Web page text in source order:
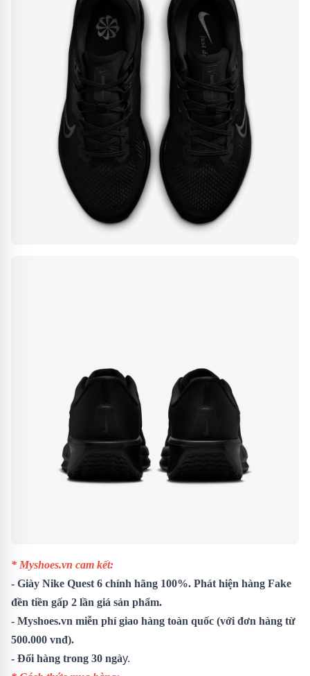
* Myshoes.vn cam kết:
- Giày Nike Quest 6 chính hãng 100%. Phát hiện hàng Fake
đền tiền gấp 2 lần giá sản phẩm.
- Myshoes.vn miễn phí giao hàng toàn quốc (với đơn hàng từ
500.000 vnđ).
- Đổi hàng trong 30 ngày.